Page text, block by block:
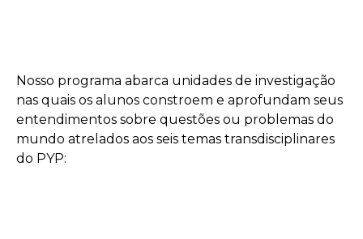
Nosso programa abarca unidades de investigação
nas quais os alunos constroem e aprofundam seus
entendimentos sobre questões ou problemas do
mundo atrelados aos seis temas transdisciplinares
do PYP: